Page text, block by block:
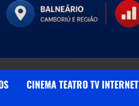
CINEMA TEATRO TV INTERNET